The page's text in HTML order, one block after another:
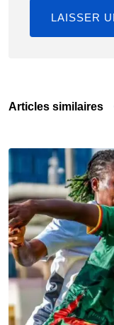
Articles similaires